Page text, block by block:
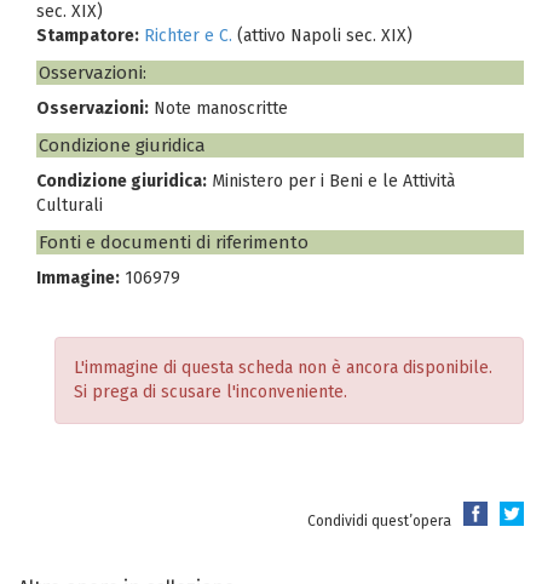
sec. XIX)
Stampatore: Richter e C. (attivo Napoli sec. XIX)
Osservazioni:
Osservazioni: Note manoscritte
Condizione giuridica
Condizione giuridica: Ministero per i Beni e le Attività
Culturali
Fonti e documenti di riferimento
Immagine: 106979
L'immagine di questa scheda non è ancora disponibile.
Si prega di scusare l'inconveniente.
Condividi quest’opera